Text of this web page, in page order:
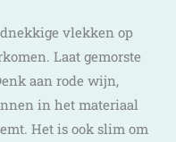
vlekken op
Laat gemorste
aan rode wijn,
in het materiaal
Het is ook slim om